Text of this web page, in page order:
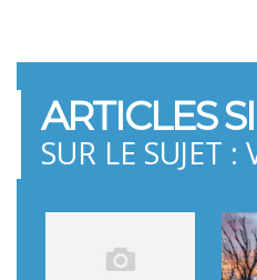
ARTICLES
SUR LE SUJET :